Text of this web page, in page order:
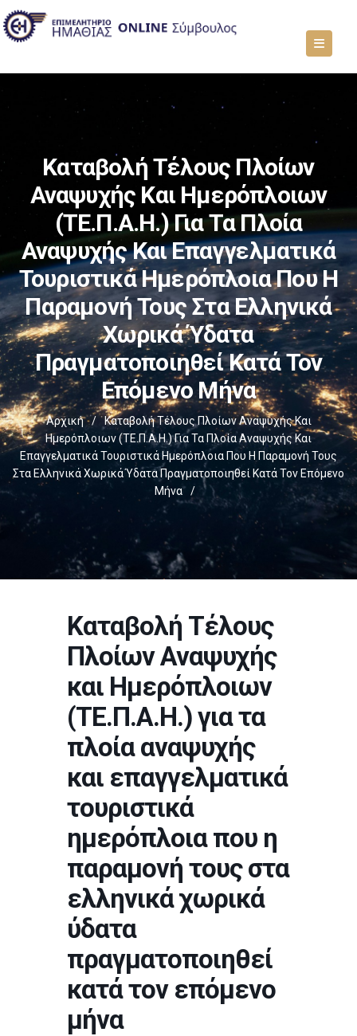
Καταβολή Τέλους Πλοίων
Αναψυχής Και Ημερόπλοιων
(ΤΕ.Π.Α.Η.) Για Τα Πλοία
Αναψυχής Και Επαγγελματικά
Τουριστικά Ημερόπλοια Που Η
Παραμονή Τους Στα Ελληνικά
Χωρικά Ύδατα
Πραγματοποιηθεί Κατά Τον
Επόμενο Μήνα
Αρχική /
Καταβολή Τέλους Πλοίων Αναψυχής Και
Ημερόπλοιων (ΤΕ.Π.Α.Η.) Για Τα Πλοία Αναψυχής Και
Επαγγελματικά Τουριστικά Ημερόπλοια Που Η Παραμονή Τους
Στα Ελληνικά Χωρικά Ύδατα Πραγματοποιηθεί Κατά Τον Επόμενο
Μήνα
/
Καταβολή Τέλους
Πλοίων Αναψυχής
και Ημερόπλοιων
(ΤΕ.Π.Α.Η.) για τα
πλοία αναψυχής
και επαγγελματικά
τουριστικά
ημερόπλοια που η
παραμονή τους στα
ελληνικά χωρικά
ύδατα
πραγματοποιηθεί
κατά τον επόμενο
μήνα